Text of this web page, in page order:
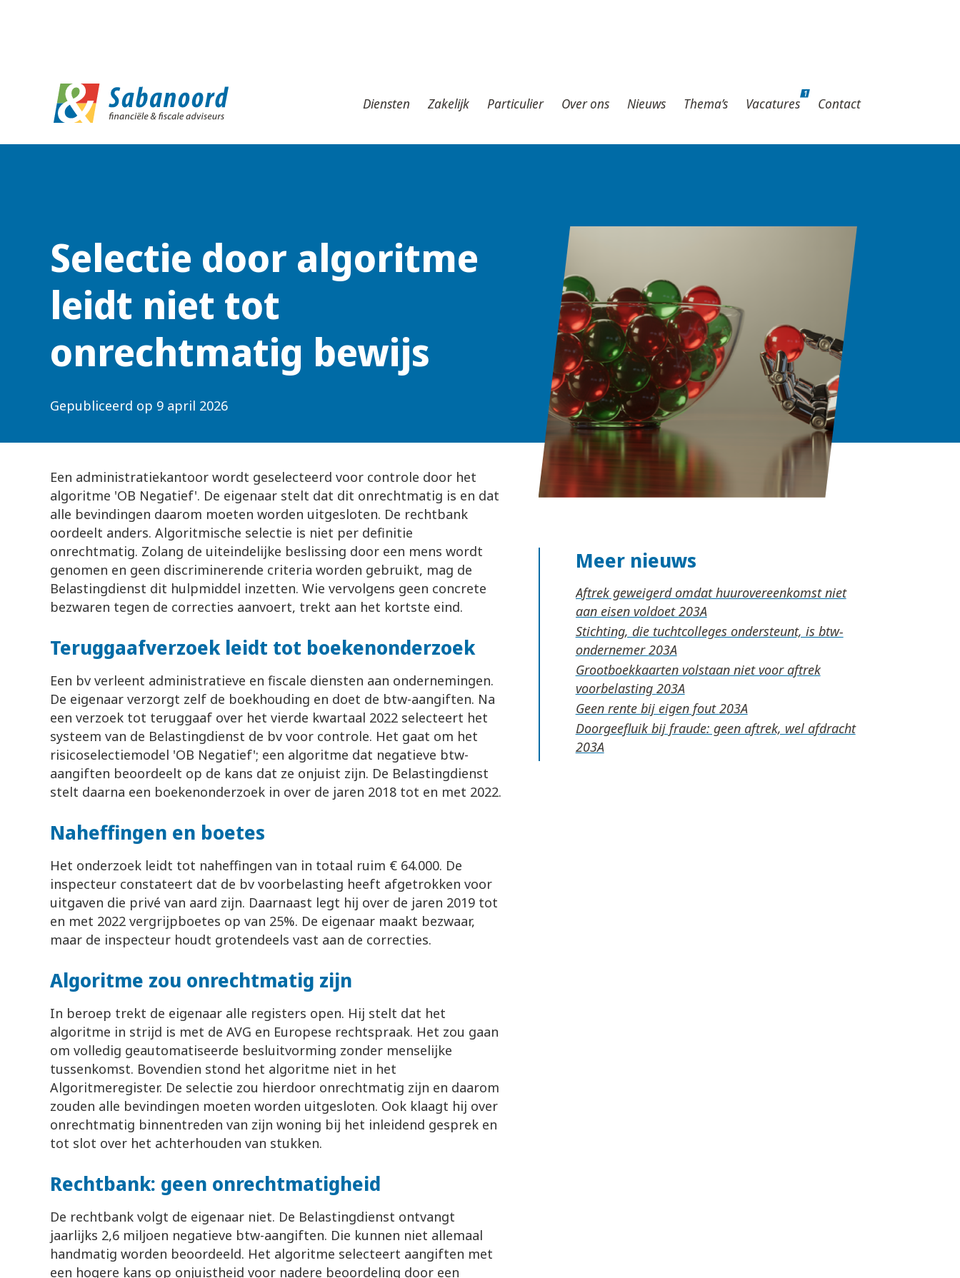
Diensten Zakelijk Particulier Over ons Nieuws Thema’s Vacatures
1
Contact
Selectie door algoritme
leidt niet tot
onrechtmatig bewijs
Gepubliceerd op 9 april 2026
Een administratiekantoor wordt geselecteerd voor controle door het
algoritme 'OB Negatief'. De eigenaar stelt dat dit onrechtmatig is en dat
alle bevindingen daarom moeten worden uitgesloten. De rechtbank
oordeelt anders. Algoritmische selectie is niet per definitie
onrechtmatig. Zolang de uiteindelijke beslissing door een mens wordt
genomen en geen discriminerende criteria worden gebruikt, mag de
Belastingdienst dit hulpmiddel inzetten. Wie vervolgens geen concrete
bezwaren tegen de correcties aanvoert, trekt aan het kortste eind.
Teruggaafverzoek leidt tot boekenonderzoek
Een bv verleent administratieve en fiscale diensten aan ondernemingen.
De eigenaar verzorgt zelf de boekhouding en doet de btw-aangiften. Na
een verzoek tot teruggaaf over het vierde kwartaal 2022 selecteert het
systeem van de Belastingdienst de bv voor controle. Het gaat om het
risicoselectiemodel 'OB Negatief'; een algoritme dat negatieve btw-
aangiften beoordeelt op de kans dat ze onjuist zijn. De Belastingdienst
stelt daarna een boekenonderzoek in over de jaren 2018 tot en met 2022.
Naheffingen en boetes
Het onderzoek leidt tot naheffingen van in totaal ruim € 64.000. De
inspecteur constateert dat de bv voorbelasting heeft afgetrokken voor
uitgaven die privé van aard zijn. Daarnaast legt hij over de jaren 2019 tot
en met 2022 vergrijpboetes op van 25%. De eigenaar maakt bezwaar,
maar de inspecteur houdt grotendeels vast aan de correcties.
Algoritme zou onrechtmatig zijn
In beroep trekt de eigenaar alle registers open. Hij stelt dat het
algoritme in strijd is met de AVG en Europese rechtspraak. Het zou gaan
om volledig geautomatiseerde besluitvorming zonder menselijke
tussenkomst. Bovendien stond het algoritme niet in het
Algoritmeregister. De selectie zou hierdoor onrechtmatig zijn en daarom
zouden alle bevindingen moeten worden uitgesloten. Ook klaagt hij over
onrechtmatig binnentreden van zijn woning bij het inleidend gesprek en
tot slot over het achterhouden van stukken.
Rechtbank: geen onrechtmatigheid
De rechtbank volgt de eigenaar niet. De Belastingdienst ontvangt
jaarlijks 2,6 miljoen negatieve btw-aangiften. Die kunnen niet allemaal
handmatig worden beoordeeld. Het algoritme selecteert aangiften met
een hogere kans op onjuistheid voor nadere beoordeling door een
Meer nieuws
Aftrek geweigerd omdat huurovereenkomst niet
aan eisen voldoet
Stichting, die tuchtcolleges ondersteunt, is btw-
ondernemer
Grootboekkaarten volstaan niet voor aftrek
voorbelasting
Geen rente bij eigen fout
Doorgeefluik bij fraude: geen aftrek, wel afdracht